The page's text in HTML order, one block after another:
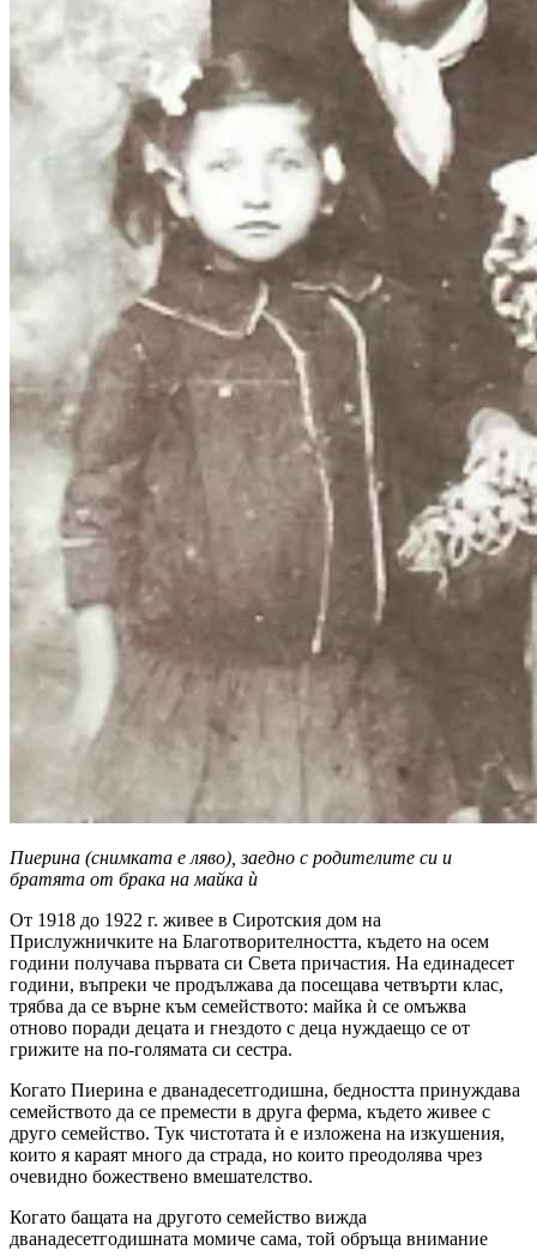
Пиерина (снимката е ляво), заедно с родителите си и
братята от брака на майка ѝ
От 1918 до 1922 г. живее в Сиротския дом на
Прислужничките на Благотворителността, където на осем
години получава първата си Света причастия. На единадесет
години, въпреки че продължава да посещава четвърти клас,
трябва да се върне към семейството: майка ѝ се омъжва
отново поради децата и гнездото с деца нуждаещо се от
грижите на по-голямата си сестра.
Когато Пиерина е дванадесетгодишна, бедността принуждава
семейството да се премести в друга ферма, където живее с
друго семейство. Тук чистотата ѝ е изложена на изкушения,
които я караят много да страда, но които преодолява чрез
очевидно божествено вмешателство.
Когато бащата на другото семейство вижда
дванадесетгодишната момиче сама, той обръща внимание